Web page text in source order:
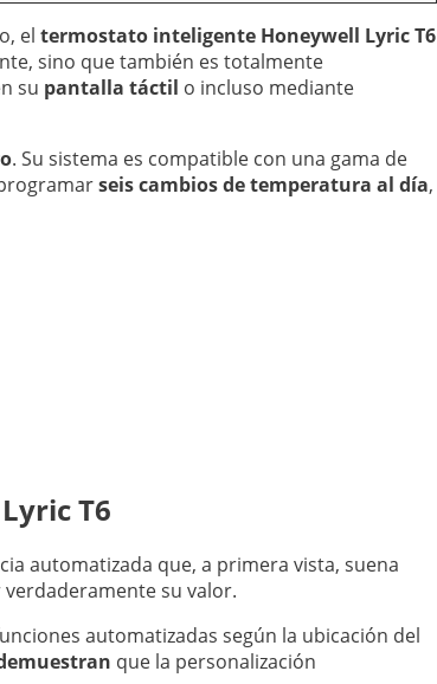
el termostato inteligente Honeywell Lyric T6
sino que también es totalmente
su pantalla táctil o incluso mediante
. Su sistema es compatible con una gama de
seis cambios de temperatura al día,
T6
automatizada que, a primera vista, suena
su valor.
automatizadas según la ubicación del
que la personalización